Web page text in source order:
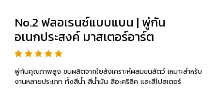
No.2 ฟลอเรนซ์แบบแบน | พู่กัน
อเนกประสงค์ มาสเตอร์อาร์ต
พู่กันคุณภาพสูง ขนผลิตจากใยสังเคราะห์ผสมขนสัตว์ เหมาะสำหรับ
งานหลายประเภท ทั้งสีน้ำ สีน้ำมัน สีอะคริลิค และสีโปสเตอร์